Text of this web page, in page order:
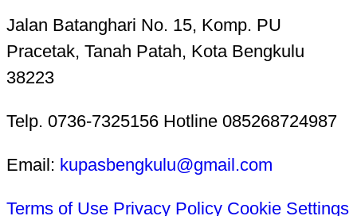
Jalan Batanghari No. 15, Komp. PU
Pracetak, Tanah Patah, Kota Bengkulu
38223
Telp. 0736-7325156 Hotline 085268724987
Email: kupasbengkulu@gmail.com
Terms of Use Privacy Policy Cookie Settings